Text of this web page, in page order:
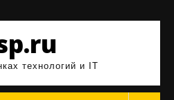
технологий и IT